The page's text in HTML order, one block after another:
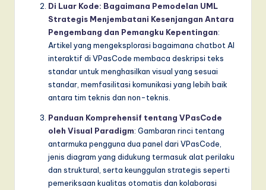
Di Luar Kode: Bagaimana Pemodelan UML
Strategis Menjembatani Kesenjangan Antara
Pengembang dan Pemangku Kepentingan:
Artikel yang mengeksplorasi bagaimana chatbot AI
interaktif di VPasCode membaca deskripsi teks
standar untuk menghasilkan visual yang sesuai
standar, memfasilitasi komunikasi yang lebih baik
antara tim teknis dan non-teknis.
Panduan Komprehensif tentang VPasCode
oleh Visual Paradigm: Gambaran rinci tentang
antarmuka pengguna dua panel dari VPasCode,
jenis diagram yang didukung termasuk alat perilaku
dan struktural, serta keunggulan strategis seperti
pemeriksaan kualitas otomatis dan kolaborasi